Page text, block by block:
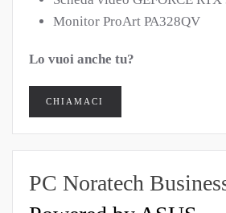
Monitor ProArt PA328QV
Lo vuoi anche tu?
CHIAMACI
PC Noratech